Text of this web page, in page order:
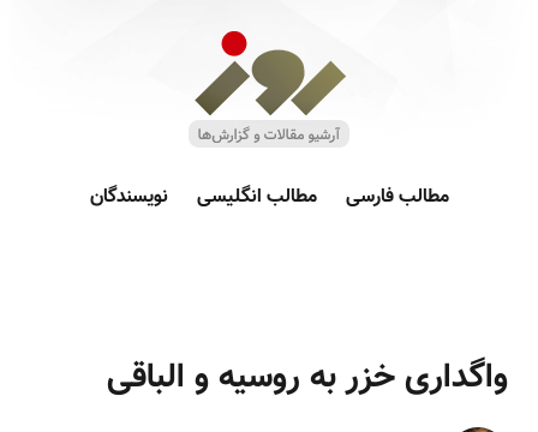
مطالب فارسی مطالب انگلیسی نویسندگان
واگداری خزر به روسیه و الباقی